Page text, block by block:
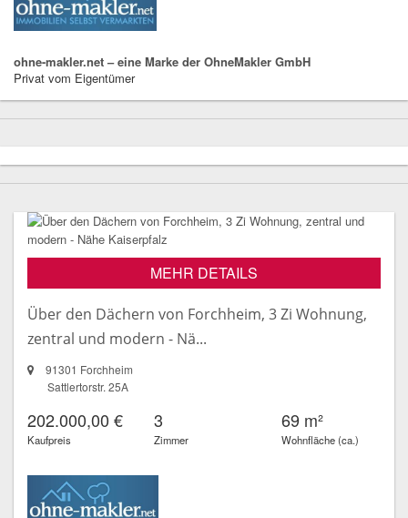
ohne-makler.net – eine Marke der OhneMakler GmbH
Privat vom Eigentümer
MEHR DETAILS
Über den Dächern von Forchheim, 3 Zi Wohnung,
zentral und modern - Nä...
91301 Forchheim
Sattlertorstr. 25A
202.000,00 €
Kaufpreis
3
Zimmer
69 m²
Wohnfläche (ca.)